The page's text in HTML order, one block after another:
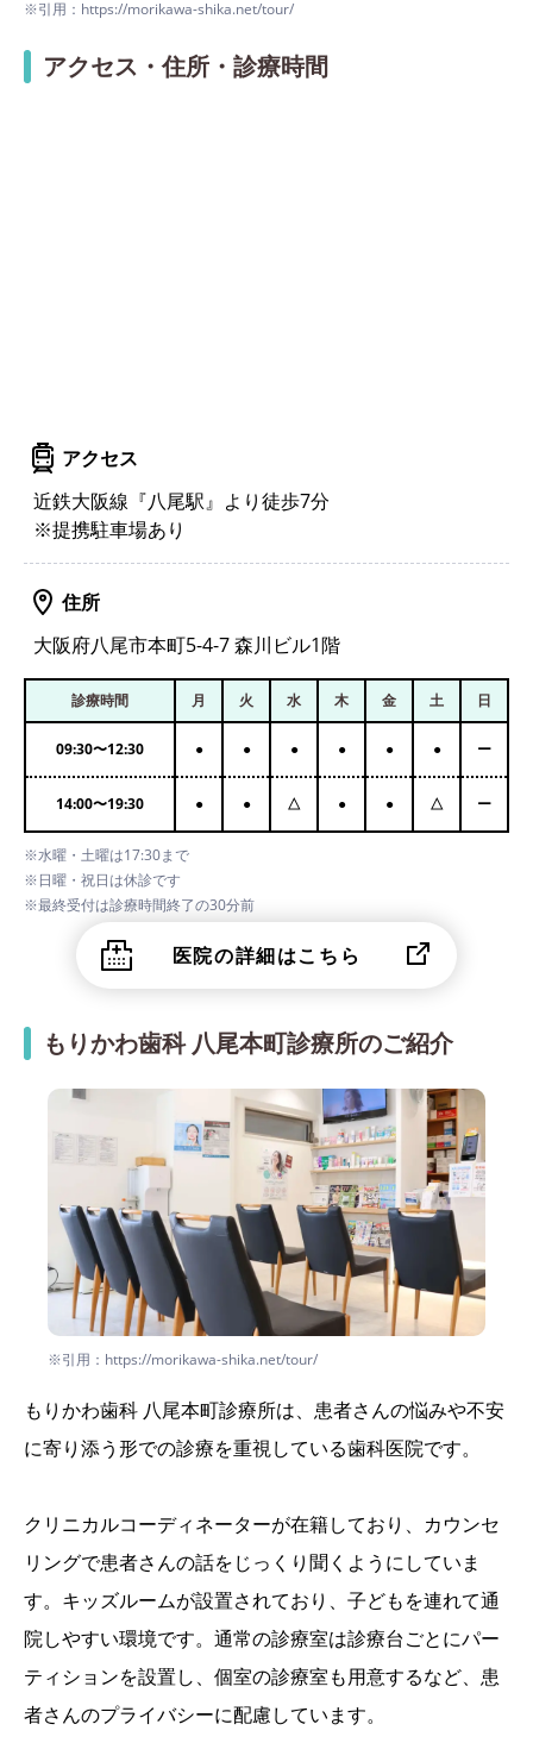
※引用：https://morikawa-shika.net/tour/
アクセス・住所・診療時間
アクセス
近鉄大阪線『八尾駅』より徒歩7分
※提携駐車場あり
住所
大阪府八尾市本町5-4-7 森川ビル1階
診療時間 月 火 水 木 金 土 日
09:30〜12:30 ● ● ● ● ● ● ー
14:00〜19:30 ● ● △ ● ● △ ー
※水曜・土曜は17:30まで
※日曜・祝日は休診です
※最終受付は診療時間終了の30分前
医院の詳細はこちら
もりかわ歯科 八尾本町診療所のご紹介
※引用：https://morikawa-shika.net/tour/
もりかわ歯科 八尾本町診療所は、患者さんの悩みや不安
に寄り添う形での診療を重視している歯科医院です。
クリニカルコーディネーターが在籍しており、カウンセ
リングで患者さんの話をじっくり聞くようにしていま
す。キッズルームが設置されており、子どもを連れて通
院しやすい環境です。通常の診療室は診療台ごとにパー
ティションを設置し、個室の診療室も用意するなど、患
者さんのプライバシーに配慮しています。